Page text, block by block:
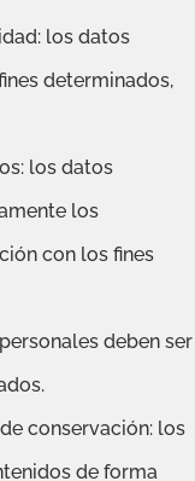
los datos
determinados,
los datos
los
con los fines
deben ser
conservación: los
de forma